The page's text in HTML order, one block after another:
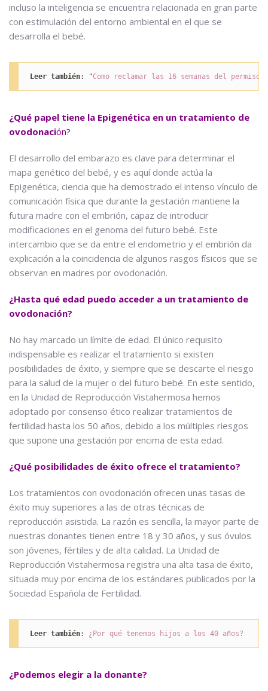
incluso la inteligencia se encuentra relacionada en gran parte
con estimulación del entorno ambiental en el que se
desarrolla el bebé.
Leer también: "Como reclamar las 16 semanas del
¿Qué papel tiene la Epigenética en un tratamiento de
ovodonación?
El desarrollo del embarazo es clave para determinar el
mapa genético del bebé, y es aquí donde actúa la
Epigenética, ciencia que ha demostrado el intenso vínculo de
comunicación física que durante la gestación mantiene la
futura madre con el embrión, capaz de introducir
modificaciones en el genoma del futuro bebé. Este
intercambio que se da entre el endometrio y el embrión da
explicación a la coincidencia de algunos rasgos físicos que se
observan en madres por ovodonación.
¿Hasta qué edad puedo acceder a un tratamiento de
ovodonación?
No hay marcado un límite de edad. El único requisito
indispensable es realizar el tratamiento si existen
posibilidades de éxito, y siempre que se descarte el riesgo
para la salud de la mujer o del futuro bebé. En este sentido,
en la Unidad de Reproducción Vistahermosa hemos
adoptado por consenso ético realizar tratamientos de
fertilidad hasta los 50 años, debido a los múltiples riesgos
que supone una gestación por encima de esta edad.
¿Qué posibilidades de éxito ofrece el tratamiento?
Los tratamientos con ovodonación ofrecen unas tasas de
éxito muy superiores a las de otras técnicas de
reproducción asistida. La razón es sencilla, la mayor parte de
nuestras donantes tienen entre 18 y 30 años, y sus óvulos
son jóvenes, fértiles y de alta calidad. La Unidad de
Reproducción Vistahermosa registra una alta tasa de éxito,
situada muy por encima de los estándares publicados por la
Sociedad Española de Fertilidad.
Leer también: ¿Por qué tenemos hijos a los 40 años?
¿Podemos elegir a la donante?